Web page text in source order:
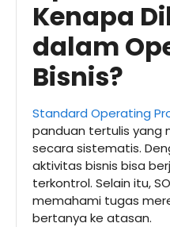
Kenapa
dalam
Bisnis?
Standard Operating
panduan tertulis yang
secara sistematis.
aktivitas bisnis bisa
terkontrol. Selain itu,
memahami tugas
bertanya ke atasan.